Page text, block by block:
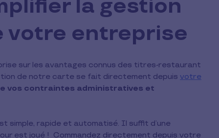
la gestion
votre entreprise
sur les avantages connus des titres-restaurant
de notre carte se fait directement depuis votre
vos contraintes administratives et
simple, rapide et automatisé. Il suffit d’une
est joué ! Commandez directement depuis votre